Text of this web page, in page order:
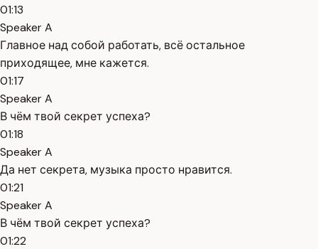
01:13
Speaker A
Главное над собой работать, всё остальное
приходящее, мне кажется.
01:17
Speaker A
В чём твой секрет успеха?
01:18
Speaker A
Да нет секрета, музыка просто нравится.
01:21
Speaker A
В чём твой секрет успеха?
01:22